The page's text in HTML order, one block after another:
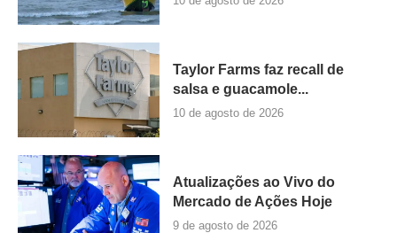
Taylor Farms faz recall de
salsa e guacamole...
10 de agosto de 2026
Atualizações ao Vivo do
Mercado de Ações Hoje
9 de agosto de 2026